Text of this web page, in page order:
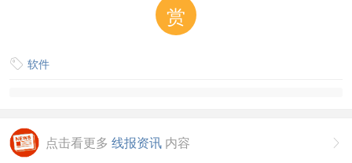
赏
 软件

点击看更多 线报资讯 内容